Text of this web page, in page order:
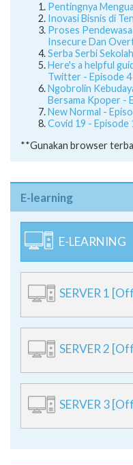
Pentingnya
Inovasi Bisnis di
Proses
Insecure Dan
Serba Serbi
Here's a helpful
Twitter - Episode 4
Ngobrolin
Bersama Kpoper -
New Normal -
Covid 19 - Episode
**Gunakan browser
E-learning
E-LEARNING
SERVER 1
SERVER 2
SERVER 3